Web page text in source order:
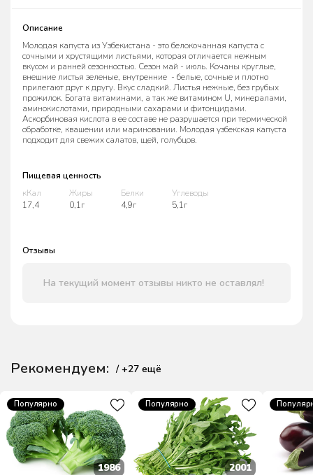
Описание
Молодая капуста из Узбекистана - это белокочанная капуста с
сочными и хрустящими листьями, которая отличается нежным
вкусом и ранней сезонностью. Сезон май - июль. Кочаны круглые,
внешние листья зеленые, внутренние - белые, сочные и плотно
прилегают друг к другу. Вкус сладкий. Листья нежные, без грубых
прожилок. Богата витаминами, а так же витамином U, минералами,
аминокислотами, природными сахарами и фитонцидами.
Аскорбиновая кислота в ее составе не разрушается при термической
обработке, квашении или мариновании. Молодая узбекская капуста
подходит для свежих салатов, щей, голубцов.
Пищевая ценность
кКал
17,4
Жиры
0,1г
Белки
4,9г
Углеводы
5,1г
Отзывы
На текущий момент отзывы никто не оставлял!
Рекомендуем: / +27 ещё
Популярно
1986
Популярно
2001